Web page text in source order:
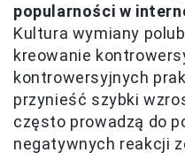
popularności w
Kultura wymiany
kreowanie
kontrowersyjnych
przynieść szybki
często prowadzą do
negatywnych reakcji